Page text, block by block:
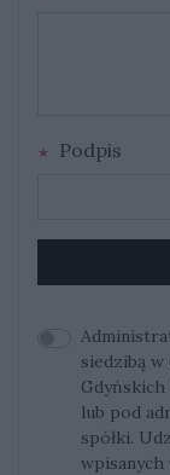
Podpis
siedzibą
lub pod
spółki.